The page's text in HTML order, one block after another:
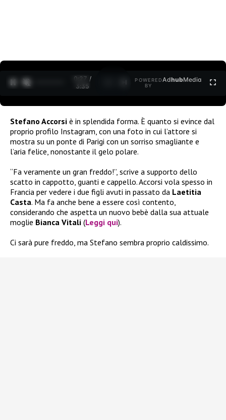
0:27 /
3:35
POWERED
BY
AdhubMedia
Stefano Accorsi è in splendida forma. È quanto si evince dal
proprio profilo Instagram, con una foto in cui l’attore si
mostra su un ponte di Parigi con un sorriso smagliante e
l’aria felice, nonostante il gelo polare.
“Fa veramente un gran freddo!”, scrive a supporto dello
scatto in cappotto, guanti e cappello. Accorsi vola spesso in
Francia per vedere i due figli avuti in passato da Laetitia
Casta. Ma fa anche bene a essere così contento,
considerando che aspetta un nuovo bebè dalla sua attuale
moglie Bianca Vitali (Leggi qui).
Ci sarà pure freddo, ma Stefano sembra proprio caldissimo.